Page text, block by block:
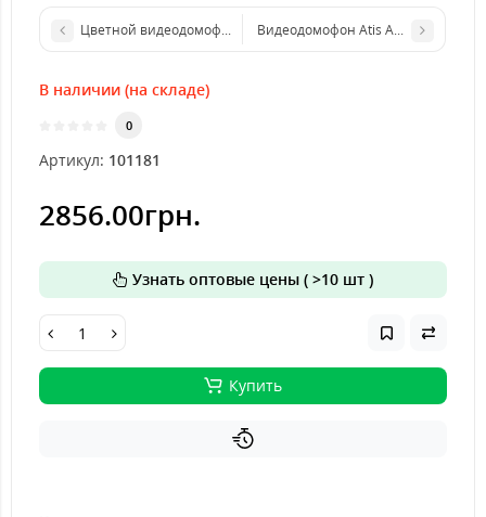
Цветной видеодомофон с памятью AVD-410М
Видеодомофон Atis AD-721M Black
В наличии (на складе)
0
Артикул: 101181
2856.00грн.
Узнать оптовые цены ( >10 шт )
Купить